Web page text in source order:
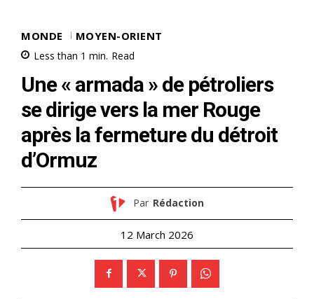
MONDE MOYEN-ORIENT
Less than 1 min. Read
Une « armada » de pétroliers
se dirige vers la mer Rouge
après la fermeture du détroit
d’Ormuz
Par Rédaction
12 March 2026